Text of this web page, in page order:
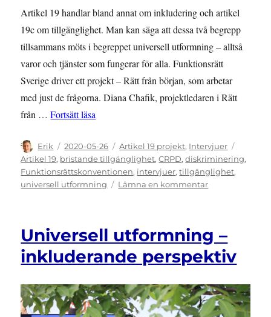
Artikel 19 handlar bland annat om inkludering och artikel
19c om tillgänglighet. Man kan säga att dessa två begrepp
tillsammans möts i begreppet universell utformning – alltså
varor och tjänster som fungerar för alla. Funktionsrätt
Sverige driver ett projekt – Rätt från början, som arbetar
med just de frågorna. Diana Chafik, projektledaren i Rätt
från …Fortsätt läsa
Författare
Erik
Publicerat
den
2020-05-26 Kategorier
Artikel 19 projekt, Intervjuer
Artikel 19, bristande tillgänglighet,CRPD,diskriminering,
Funktionsrättskonventionen, intervjuer,tillgänglighet,
universell utformning
Lämna en kommentartill
från
början
och
utformning
Universell utformning –
inkluderande perspektiv